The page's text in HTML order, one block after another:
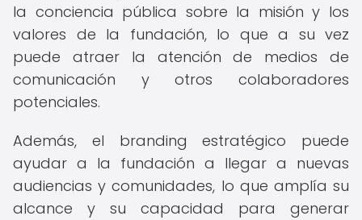
la conciencia pública sobre la misión y los
valores de la fundación, lo que a su vez
puede atraer la atención de medios de
comunicación y otros colaboradores
potenciales.
Además, el branding estratégico puede
ayudar a la fundación a llegar a nuevas
audiencias y comunidades, lo que amplía su
alcance y su capacidad para generar